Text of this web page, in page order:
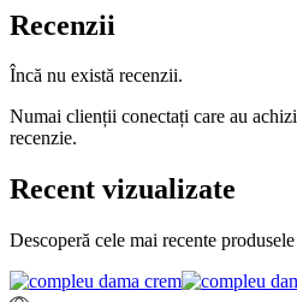
Recenzii
Încă nu există recenzii.
Numai clienții conectați care au
recenzie.
Recent vizualizate
Descoperă cele mai recente